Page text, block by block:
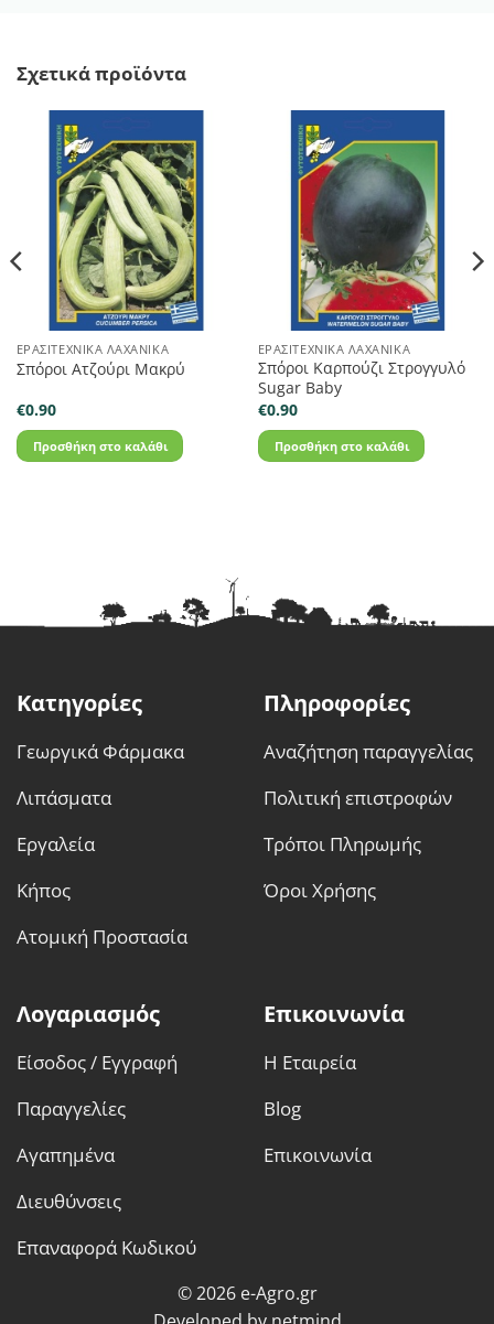
Σχετικά προϊόντα
ΕΡΑΣΙΤΕΧΝΙΚΆ ΛΑΧΑΝΙΚΆ
Σπόροι Ατζούρι Μακρύ
€0.90
Προσθήκη στο καλάθι
ΕΡΑΣΙΤΕΧΝΙΚΆ ΛΑΧΑΝΙΚΆ
Σπόροι Καρπούζι Στρογγυλό
Sugar Baby
€0.90
Προσθήκη στο καλάθι
Κατηγορίες
Γεωργικά Φάρμακα
Λιπάσματα
Εργαλεία
Κήπος
Ατομική Προστασία
Πληροφορίες
Αναζήτηση παραγγελίας
Πολιτική επιστροφών
Τρόποι Πληρωμής
Όροι Χρήσης
Λογαριασμός
Είσοδος / Εγγραφή
Παραγγελίες
Αγαπημένα
Διευθύνσεις
Επαναφορά Κωδικού
Επικοινωνία
Η Εταιρεία
Blog
Επικοινωνία
© 2026 e-Agro.gr